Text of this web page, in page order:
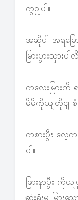
ကွဉျပါ။
အဆိုပါ အရမြေ
မြားပွားသှားပ
ကလေးမြားကို ရ
မိမိကိုယျတိုငျ စံ
ကစားပွီး လေ့ကင
ပါ။
ဖြားနာပွီး ကို